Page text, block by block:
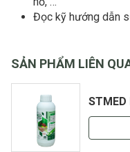
Đọc kỹ hướng dẫn
SẢN PHẨM LIÊN
STMED